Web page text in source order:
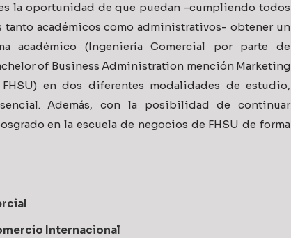
la oportunidad de que puedan -cumpliendo todos
tanto académicos como administrativos- obtener un
académico (Ingeniería Comercial por parte de
of Business Administration mención Marketing
en dos diferentes modalidades de estudio,
Además, con la posibilidad de continuar
en la escuela de negocios de FHSU de forma
Internacional